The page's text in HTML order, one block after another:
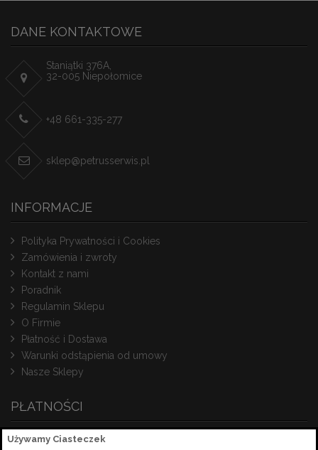
Używamy Ciasteczek
DANE KONTAKTOWE
Staniątki 376A,
32-005 Niepołomice
+48 661-335-277
sklep@petrusserwis.pl
INFORMACJE
Polityka Prywatności i Cookies
Zamówienia i zwroty
Kontakt z nami
Poradnik
Regulamin Sklepu
O Firmie
Płatność i Dostawa
Warunki odstąpienia od umowy
Nasze Sklepy
PŁATNOŚCI